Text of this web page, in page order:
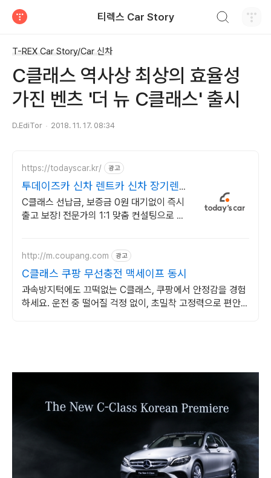
티렉스 Car Story
T-REX Car Story/Car 신차
C클래스 역사상 최상의 효율성
가진 벤츠 '더 뉴 C클래스' 출시
D.EdiTor 2018. 11. 17. 08:34
https://todayscar.kr/ 광고
투데이즈카 신차 렌트카 신차 장기렌트
특가
C클래스 선납금, 보증금 0원 대기없이 즉시
출고 보장! 전문가의 1:1 맞춤 컨설팅으로 합
http://m.coupang.com 광고
C클래스 쿠팡 무선충전 맥세이프 동시
과속방지턱에도 끄떡없는 C클래스, 쿠팡에서 안정감을 경험
하세요. 운전 중 떨어질 걱정 없이, 초밀착 고정력으로 편안하